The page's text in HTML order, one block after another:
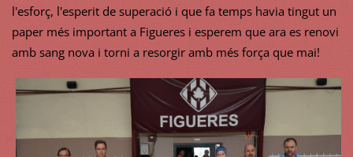
l'esforç, l'esperit de superació i que fa temps havia tingut un
paper més important a Figueres i esperem que ara es renovi
amb sang nova i torni a resorgir amb més força que mai!